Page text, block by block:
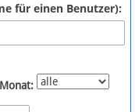
für einen Benutzer):